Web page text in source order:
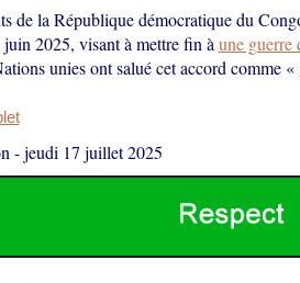
de la République démocratique du
juin 2025, visant à mettre fin à une guerre
unies ont salué cet accord comme «
-jeudi 17 juillet 2025